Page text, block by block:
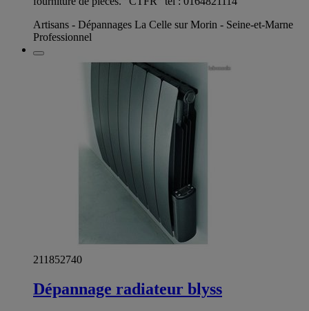
Artisans - Dépannages La Celle sur Morin - Seine-et-Marne
Professionnel
211852740
Dépannage radiateur blyss